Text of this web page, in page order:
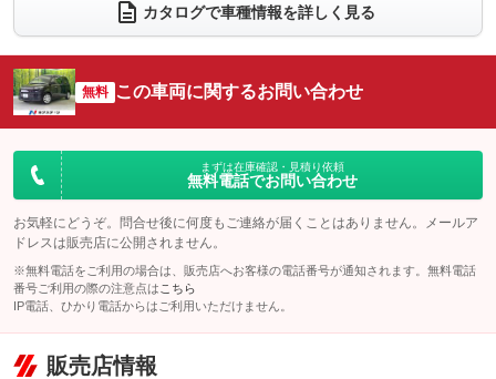
電動リアゲート フロントカメラ
：装備なし
シートエアコン
：装備なし 全周囲カメラ
：装備なし
サイドカメラ
：装備なし ルーフレール
：装備なし
エアサスペンション ヘッドライトウォッシャー
カタログで車種情報を詳しく見る
無料 この車両に関するお問い合わせ
まずは在庫確認・見積り依頼
無料電話でお問い合わせ
お気軽にどうぞ。問合せ後に何度もご連絡が届くことはありません。メールア
ドレスは販売店に公開されません。
※無料電話をご利用の場合は、販売店へお客様の電話番号が通知されます。無料電話
番号ご利用の際の注意点は こちら
IP電話、ひかり電話からはご利用いただけません。
販売店情報